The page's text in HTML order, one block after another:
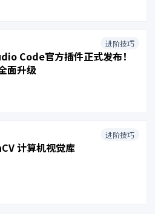
进阶技巧
Code官方插件正式发布！
面升级
进阶技巧
计算机视觉库